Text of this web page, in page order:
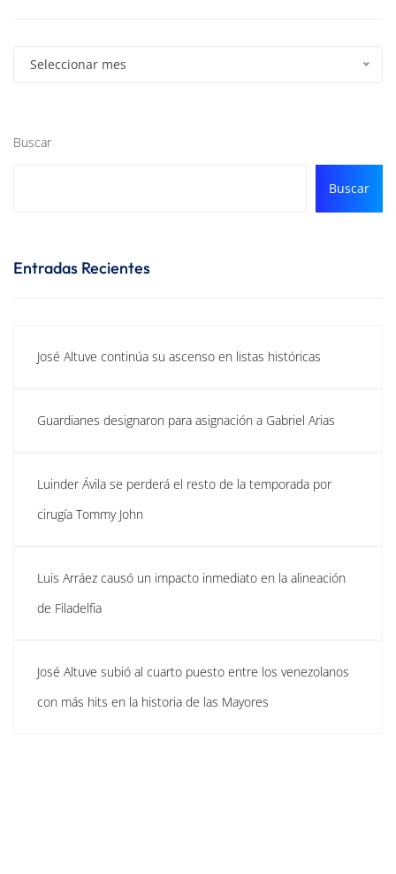
Seleccionar mes
Buscar
Buscar
Entradas Recientes
José Altuve continúa su ascenso en listas históricas
Guardianes designaron para asignación a Gabriel Arias
Luinder Ávila se perderá el resto de la temporada por
cirugía Tommy John
Luis Arráez causó un impacto inmediato en la alineación
de Filadelfia
José Altuve subió al cuarto puesto entre los venezolanos
con más hits en la historia de las Mayores